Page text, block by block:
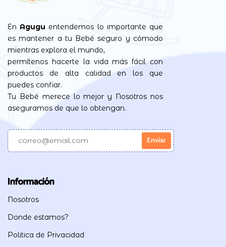
En Agugu entendemos lo importante que
es mantener a tu Bebé seguro y cómodo
mientras explora el mundo,
permítenos hacerte la vida más fácil con
productos de alta calidad en los que
puedes confiar.
Tu Bebé merece lo mejor y Nosotros nos
aseguramos de que lo obtengan.
Información
Nosotros
Donde estamos?
Politica de Privacidad